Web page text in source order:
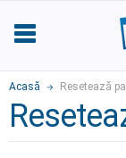
Acasă Resetează